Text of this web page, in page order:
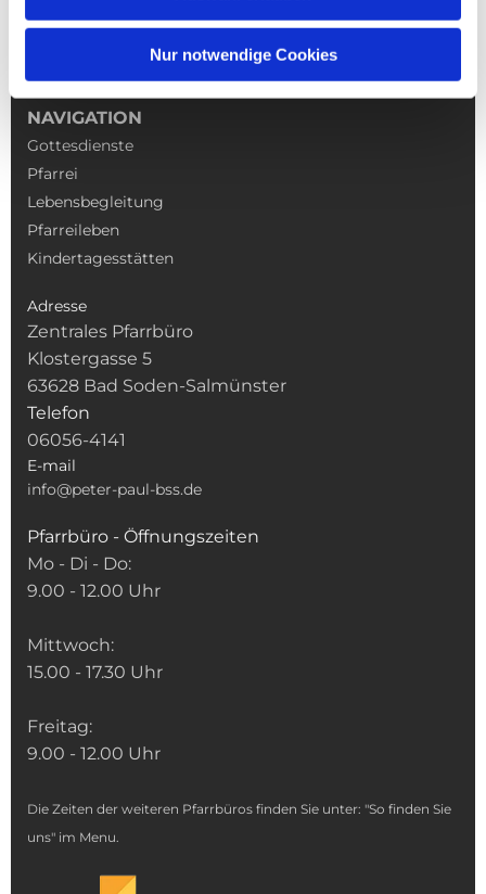
Nur notwendige Cookies
NAVIGATION
Gottesdienste
Pfarrei
Lebensbegleitung
Pfarreileben
Kindertagesstätten
Adresse
Zentrales Pfarrbüro
Klostergasse 5
63628 Bad Soden-Salmünster
Telefon
06056-4141
E-mail
info@peter-paul-bss.de
Pfarrbüro - Öffnungszeiten
Mo - Di - Do:
9.00 - 12.00 Uhr
Mittwoch:
15.00 - 17.30 Uhr
Freitag:
9.00 - 12.00 Uhr
Die Zeiten der weiteren Pfarrbüros finden Sie unter: "So finden Sie
uns" im Menu.